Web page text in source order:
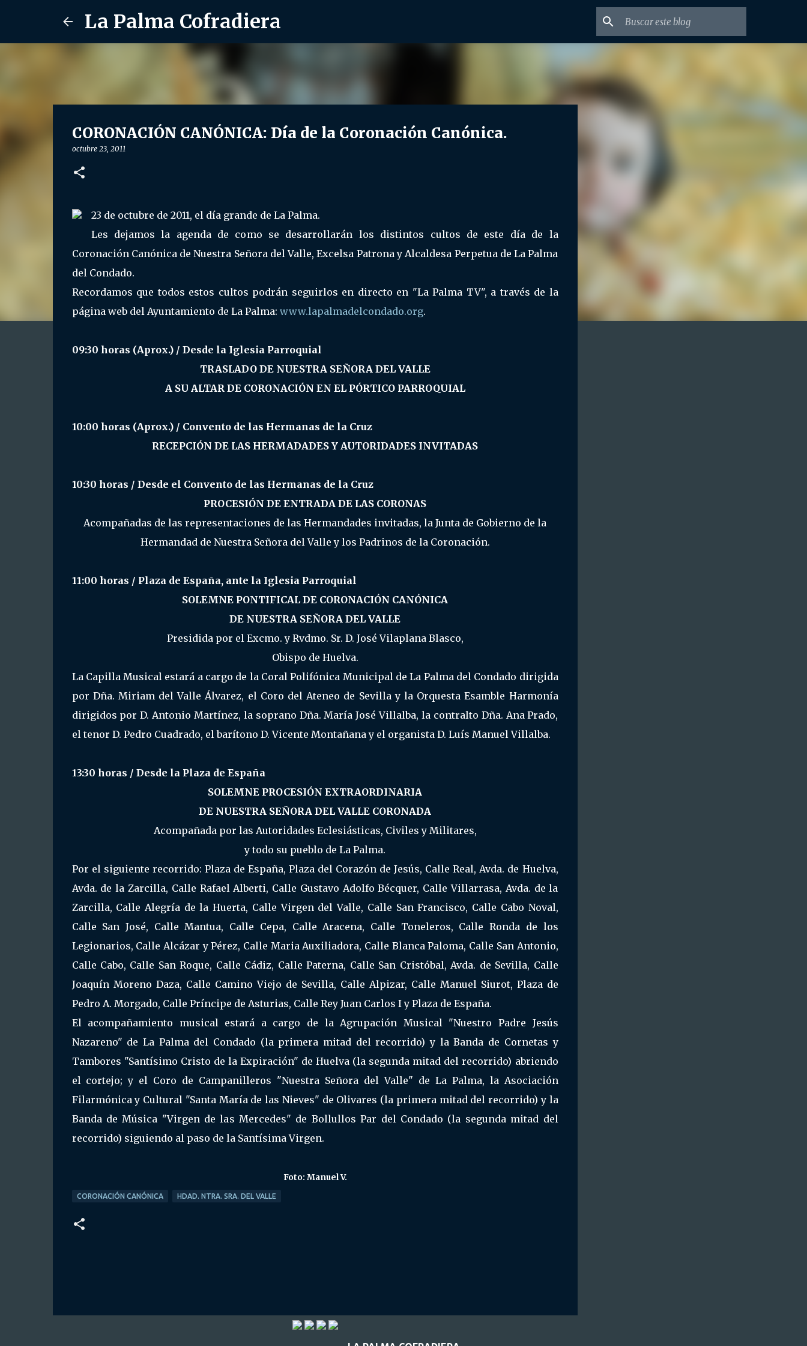
La Palma Cofradiera
CORONACIÓN CANÓNICA: Día de la Coronación Canónica.
octubre 23, 2011
23 de octubre de 2011, el día grande de La Palma.
Les dejamos la agenda de como se desarrollarán los distintos cultos de este día de la
Coronación Canónica de Nuestra Señora del Valle, Excelsa Patrona y Alcaldesa Perpetua de La Palma
del Condado.
Recordamos que todos estos cultos podrán seguirlos en directo en "La Palma TV", a través de la
página web del Ayuntamiento de La Palma: www.lapalmadelcondado.org.
09:30 horas (Aprox.) / Desde la Iglesia Parroquial
TRASLADO DE NUESTRA SEÑORA DEL VALLE
A SU ALTAR DE CORONACIÓN EN EL PÓRTICO PARROQUIAL
10:00 horas (Aprox.) / Convento de las Hermanas de la Cruz
RECEPCIÓN DE LAS HERMADADES Y AUTORIDADES INVITADAS
10:30 horas / Desde el Convento de las Hermanas de la Cruz
PROCESIÓN DE ENTRADA DE LAS CORONAS
Acompañadas de las representaciones de las Hermandades invitadas, la Junta de Gobierno de la
Hermandad de Nuestra Señora del Valle y los Padrinos de la Coronación.
11:00 horas / Plaza de España, ante la Iglesia Parroquial
SOLEMNE PONTIFICAL DE CORONACIÓN CANÓNICA
DE NUESTRA SEÑORA DEL VALLE
Presidida por el Excmo. y Rvdmo. Sr. D. José Vilaplana Blasco,
Obispo de Huelva.
La Capilla Musical estará a cargo de la Coral Polifónica Municipal de La Palma del Condado dirigida
por Dña. Miriam del Valle Álvarez, el Coro del Ateneo de Sevilla y la Orquesta Esamble Harmonía
dirigidos por D. Antonio Martínez, la soprano Dña. María José Villalba, la contralto Dña. Ana Prado,
el tenor D. Pedro Cuadrado, el barítono D. Vicente Montañana y el organista D. Luís Manuel Villalba.
13:30 horas / Desde la Plaza de España
SOLEMNE PROCESIÓN EXTRAORDINARIA
DE NUESTRA SEÑORA DEL VALLE CORONADA
Acompañada por las Autoridades Eclesiásticas, Civiles y Militares,
y todo su pueblo de La Palma.
Por el siguiente recorrido: Plaza de España, Plaza del Corazón de Jesús, Calle Real, Avda. de Huelva,
Avda. de la Zarcilla, Calle Rafael Alberti, Calle Gustavo Adolfo Bécquer, Calle Villarrasa, Avda. de la
Zarcilla, Calle Alegría de la Huerta, Calle Virgen del Valle, Calle San Francisco, Calle Cabo Noval,
Calle San José, Calle Mantua, Calle Cepa, Calle Aracena, Calle Toneleros, Calle Ronda de los
Legionarios, Calle Alcázar y Pérez, Calle Maria Auxiliadora, Calle Blanca Paloma, Calle San Antonio,
Calle Cabo, Calle San Roque, Calle Cádiz, Calle Paterna, Calle San Cristóbal, Avda. de Sevilla, Calle
Joaquín Moreno Daza, Calle Camino Viejo de Sevilla, Calle Alpizar, Calle Manuel Siurot, Plaza de
Pedro A. Morgado, Calle Príncipe de Asturias, Calle Rey Juan Carlos I y Plaza de España.
El acompañamiento musical estará a cargo de la Agrupación Musical "Nuestro Padre Jesús
Nazareno" de La Palma del Condado (la primera mitad del recorrido) y la Banda de Cornetas y
Tambores "Santísimo Cristo de la Expiración" de Huelva (la segunda mitad del recorrido) abriendo
el cortejo; y el Coro de Campanilleros "Nuestra Señora del Valle" de La Palma, la Asociación
Filarmónica y Cultural "Santa María de las Nieves" de Olivares (la primera mitad del recorrido) y la
Banda de Música "Virgen de las Mercedes" de Bollullos Par del Condado (la segunda mitad del
recorrido) siguiendo al paso de la Santísima Virgen.
Foto: Manuel V.
CORONACIÓN CANÓNICA HDAD. NTRA. SRA. DEL VALLE